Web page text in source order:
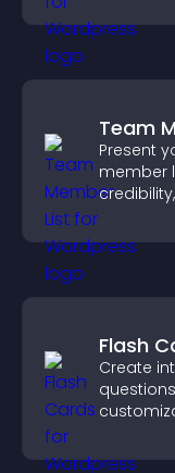
Team
Present
member
Flash
Create